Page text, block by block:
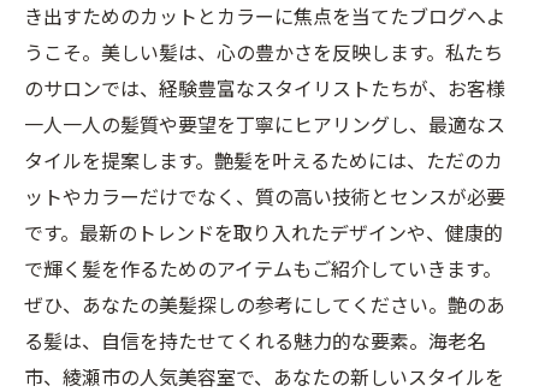
き出すためのカットとカラーに焦点を当てたブログへよ
うこそ。美しい髪は、心の豊かさを反映します。私たち
のサロンでは、経験豊富なスタイリストたちが、お客様
一人一人の髪質や要望を丁寧にヒアリングし、最適なス
タイルを提案します。艶髪を叶えるためには、ただのカ
ットやカラーだけでなく、質の高い技術とセンスが必要
です。最新のトレンドを取り入れたデザインや、健康的
で輝く髪を作るためのアイテムもご紹介していきます。
ぜひ、あなたの美髪探しの参考にしてください。艶のあ
る髪は、自信を持たせてくれる魅力的な要素。海老名
市、綾瀬市の人気美容室で、あなたの新しいスタイルを